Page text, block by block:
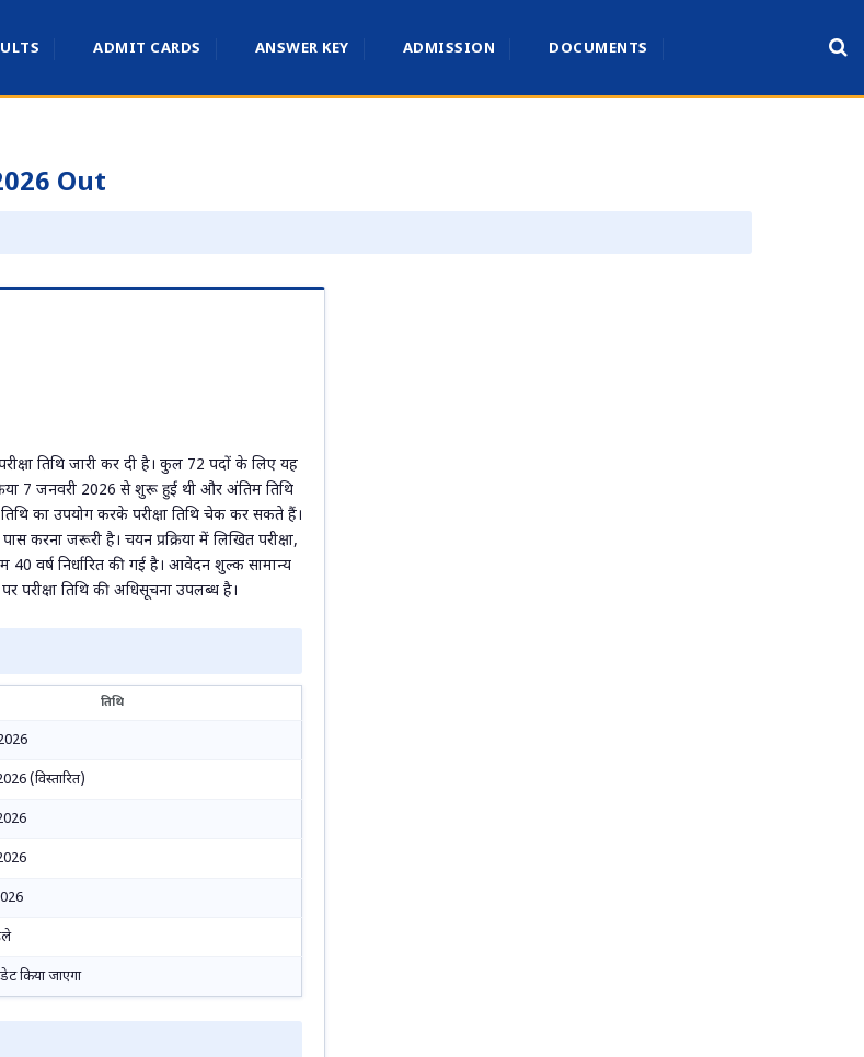
ADMIT CARDS ANSWER KEY ADMISSION DOCUMENTS
Out
तिथि जारी कर दी है। कुल 72 पदों के लिए यह
7 जनवरी 2026 से शुरू हुई थी और अंतिम तिथि
का उपयोग करके परीक्षा तिथि चेक कर सकते हैं।
करना जरूरी है। चयन प्रक्रिया में लिखित परीक्षा,
वर्ष निर्धारित की गई है। आवेदन शुल्क सामान्य
तिथि की अधिसूचना उपलब्ध है।
तिथि
(विस्तारित)
किया जाएगा